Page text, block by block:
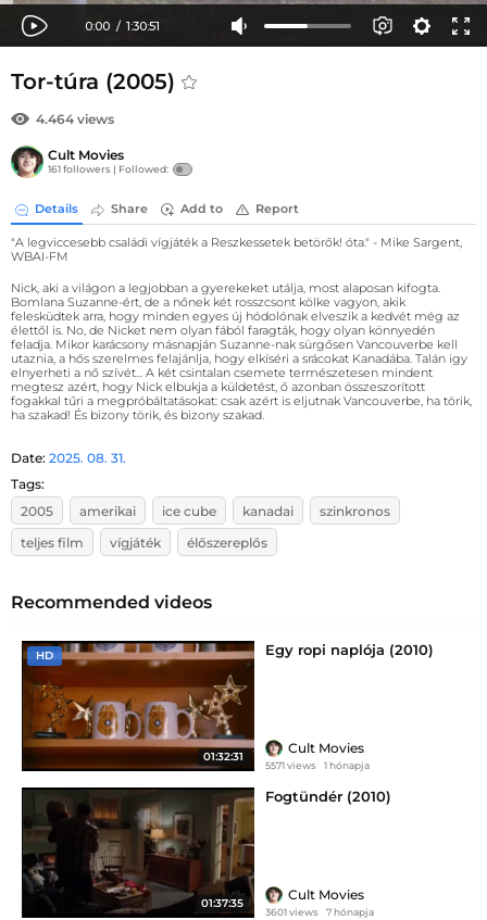
Tor-túra (2005)
4.464 views
Cult Movies
161 followers | Followed:
Details Share Add to Report
"A legviccesebb családi vígjáték a Reszkessetek betörők! óta." - Mike Sargent,
WBAI-FM
Nick, aki a világon a legjobban a gyerekeket utálja, most alaposan kifogta.
Bomlana Suzanne-ért, de a nőnek két rosszcsont kölke vagyon, akik
felesküdtek arra, hogy minden egyes új hódolónak elveszik a kedvét még az
élettől is. No, de Nicket nem olyan fából faragták, hogy olyan könnyedén
feladja. Mikor karácsony másnapján Suzanne-nak sürgősen Vancouverbe kell
utaznia, a hős szerelmes felajánlja, hogy elkíséri a srácokat Kanadába. Talán igy
elnyerheti a nő szívét... A két csintalan csemete természetesen mindent
megtesz azért, hogy Nick elbukja a küldetést, ő azonban összeszorított
fogakkal tűri a megpróbáltatásokat: csak azért is eljutnak Vancouverbe, ha törik,
ha szakad! És bizony törik, és bizony szakad.
Date: 2025. 08. 31.
Tags:
2005
amerikai ice cube kanadai
szinkronos
teljes film
vígjáték élőszereplős
Recommended videos
HD
01:32:31
Egy ropi naplója (2010)
Cult Movies
5571 views 1 hónapja
01:37:35
Fogtündér (2010)
Cult Movies
3601 views 7 hónapja